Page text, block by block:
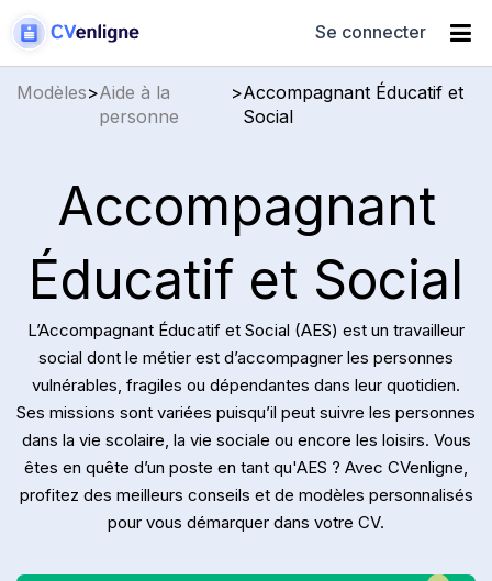
Se connecter
Modèles>Aide à la
personne
>Accompagnant Éducatif et
Social
Accompagnant
Éducatif et Social
L’Accompagnant Éducatif et Social (AES) est un travailleur
social dont le métier est d’accompagner les personnes
vulnérables, fragiles ou dépendantes dans leur quotidien.
Ses missions sont variées puisqu’il peut suivre les personnes
dans la vie scolaire, la vie sociale ou encore les loisirs. Vous
êtes en quête d’un poste en tant qu'AES ? Avec CVenligne,
profitez des meilleurs conseils et de modèles personnalisés
pour vous démarquer dans votre CV.